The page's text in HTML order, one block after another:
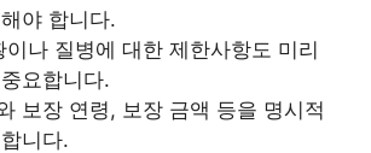
야 합니다.
이나 질병에 대한 제한사항도 미리
요합니다.
보장 연령, 보장 금액 등을 명시적
니다.